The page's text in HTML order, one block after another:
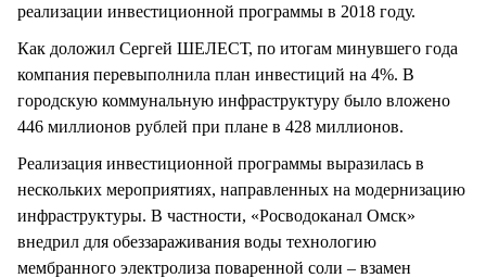
реализации инвестиционной программы в 2018 году.
Как доложил Сергей ШЕЛЕСТ, по итогам минувшего года
компания перевыполнила план инвестиций на 4%. В
городскую коммунальную инфраструктуру было вложено
446 миллионов рублей при плане в 428 миллионов.
Реализация инвестиционной программы выразилась в
нескольких мероприятиях, направленных на модернизацию
инфраструктуры. В частности, «Росводоканал Омск»
внедрил для обеззараживания воды технологию
мембранного электролиза поваренной соли – взамен